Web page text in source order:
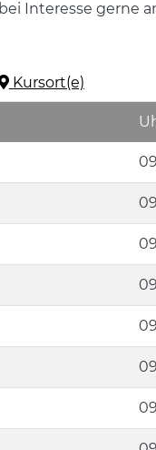
Interesse gerne
Kursort(e)